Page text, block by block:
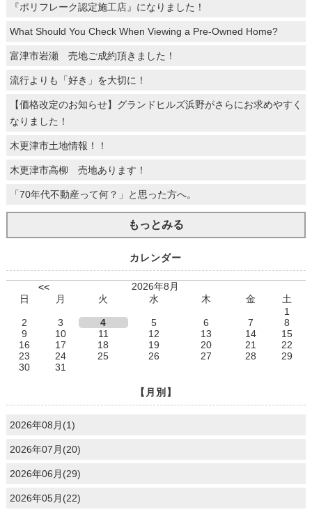
『ポリフレーク認定施工店』になりました！
What Should You Check When Viewing a Pre-Owned Home?
富津市岩瀬 売地ご成約頂きました！
流行よりも「好き」を大切に！
【価格改定のお知らせ】グランドヒルズ浜野がさらにお求めやすく
なりました！
木更津市土地情報！！
木更津市高柳 売地あります！
「70年代不動産って何？」と思った方へ。
もっとみる
カレンダー
<<
2026年8月
日
月 火 水 木 金
土
1
2
3 4 5 6 7
8
9
10 11 12 13 14
15
16
17 18 19 20 21
22
23
24 25 26 27 28
29
30
31
【月別】
2026年08月(1)
2026年07月(20)
2026年06月(29)
2026年05月(22)